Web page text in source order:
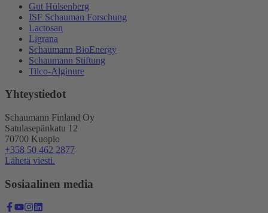
Gut Hülsenberg
ISF Schauman Forschung
Lactosan
Ligrana
Schaumann BioEnergy
Schaumann Stiftung
Tilco-Alginure
Yhteystiedot
Schaumann Finland Oy
Satulasepänkatu 12
70700 Kuopio
+358 50 462 2877
Lähetä viesti.
Sosiaalinen media